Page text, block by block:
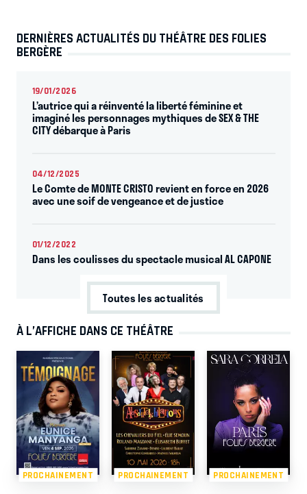
DERNIÈRES ACTUALITÉS DU THÉÂTRE DES FOLIES
BERGÈRE
19/01/2026
L’autrice qui a réinventé la liberté féminine et
imaginé les personnages mythiques de SEX & THE
CITY débarque à Paris
04/12/2025
Le Comte de MONTE CRISTO revient en force en 2026
avec une soif de vengeance et de justice
01/12/2022
Dans les coulisses du spectacle musical AL CAPONE
Toutes les actualités
À L’AFFICHE DANS CE THÉÂTRE
PROCHAINEMENT PROCHAINEMENT PROCHAINEMENT